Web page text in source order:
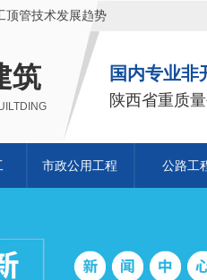
顶管技术发展趋势
施工测量方法！
中的作用分析
筑 国内专业非
陕西省重质
市政公用工程 公路工